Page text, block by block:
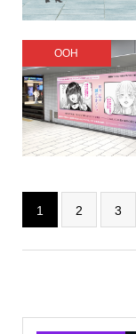
OOH
1 2 3